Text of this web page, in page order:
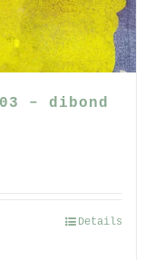
– dibond
Details